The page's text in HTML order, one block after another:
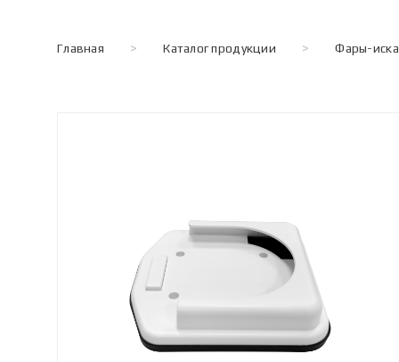
Главная > Каталог продукции > Фары-